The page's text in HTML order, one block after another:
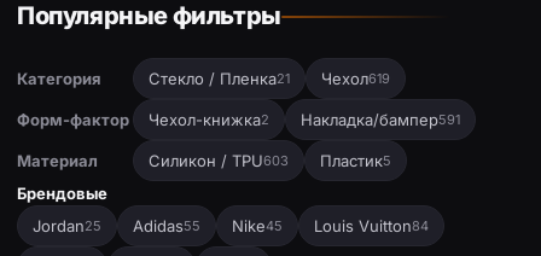
Популярные фильтры
Категория Стекло / Пленка21 Чехол619
Форм-фактор Чехол-книжка2 Накладка/бампер591
Материал Силикон / TPU603 Пластик5
Брендовые
Jordan25 Adidas55 Nike45 Louis Vuitton84